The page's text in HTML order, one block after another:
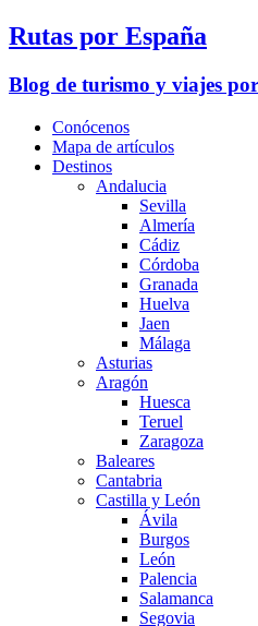
Rutas por España
Blog de turismo y viajes
Conócenos
Mapa de artículos
Destinos
Andalucia
Sevilla
Almería
Cádiz
Córdoba
Granada
Huelva
Jaen
Málaga
Asturias
Aragón
Huesca
Teruel
Zaragoza
Baleares
Cantabria
Castilla y León
Ávila
Burgos
León
Palencia
Salamanca
Segovia